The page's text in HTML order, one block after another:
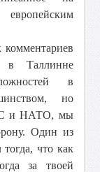
Таллинне
в
но
ЕС и НАТО, мы
Один из
что как
за твоей